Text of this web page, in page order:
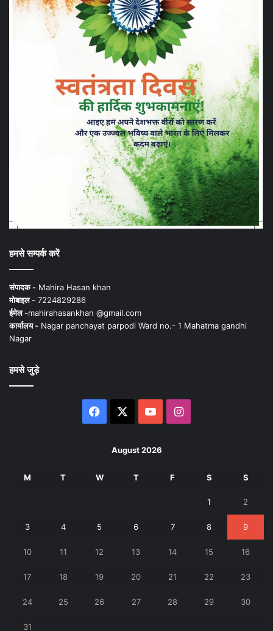
हमसे सम्पर्क करें
संपादक - Mahira Hasan khan
मोबाइल - 7224829286
ईमेल -mahirahasankhan @gmail.com
कार्यालय - Nagar panchayat parpodi Ward no.- 1 Mahatma gandhi
Nagar
हमसे जुड़े
Facebook YouTubeInstagram
August 2026
M T W T F S S
1 2
3 4 5 6 7 8 9
10 11 12 13 14 15 16
17 18 19 20 21 22 23
24 25 26 27 28 29 30
31